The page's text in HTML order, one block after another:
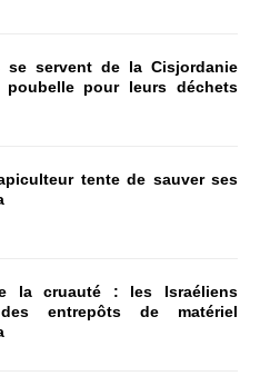
se servent de la Cisjordanie
poubelle pour leurs déchets
tente de sauver ses
la cruauté : les Israéliens
des entrepôts de matériel